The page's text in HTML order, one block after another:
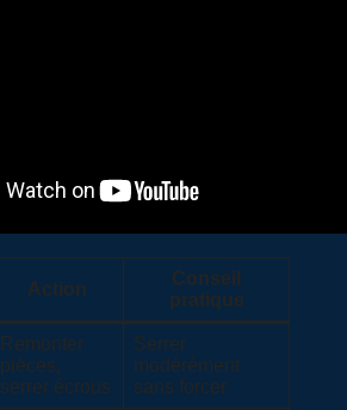
Action
Conseil
pratique
Remonter
pièces,
serrer écrous
Serrer
modérément
sans forcer